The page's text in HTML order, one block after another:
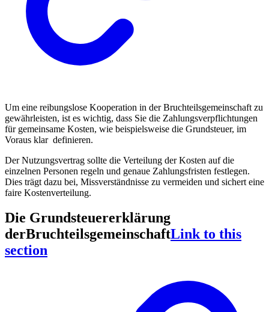
Um eine reibungslose Kooperation in der Bruchteilsgemeinschaft zu
gewährleisten, ist es wichtig, dass Sie die Zahlungsverpflichtungen
für gemeinsame Kosten, wie beispielsweise die Grundsteuer, im
Voraus klar definieren.
Der Nutzungsvertrag sollte die Verteilung der Kosten auf die
einzelnen Personen regeln und genaue Zahlungsfristen festlegen.
Dies trägt dazu bei, Missverständnisse zu vermeiden und sichert eine
faire Kostenverteilung.
Die Grundsteuererklärung
derBruchteilsgemeinschaftLink to this
section